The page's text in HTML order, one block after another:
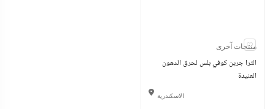
منتجات آخرى
الترا جرين كوفي بلس لحرق الدهون
العنيدة
الاسكندرية